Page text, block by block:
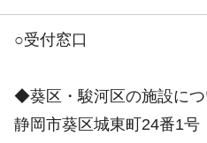
○受付窓口
◆葵区・駿河区の施設につ
静岡市葵区城東町24番1号